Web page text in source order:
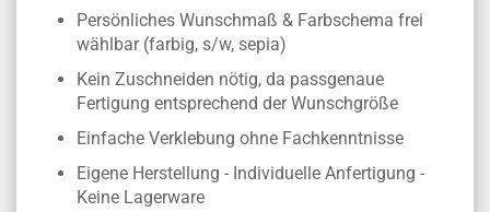
Persönliches Wunschmaß & Farbschema frei
wählbar (farbig, s/w, sepia)
Kein Zuschneiden nötig, da passgenaue
Fertigung entsprechend der Wunschgröße
Einfache Verklebung ohne Fachkenntnisse
Eigene Herstellung - Individuelle Anfertigung -
Keine Lagerware